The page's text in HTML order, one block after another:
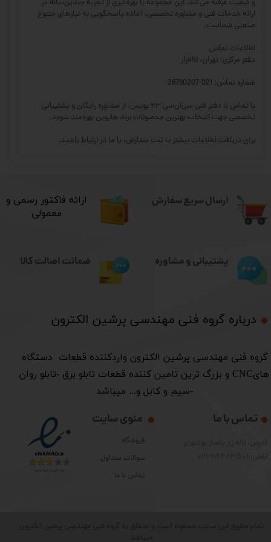
و کیفیت عرضه می‌کند. این مجموعه با بهره‌گیری از تجربه چندین‌ساله در
ارائه خدمات فنی و مشاوره تخصصی، آماده پاسخگویی به نیازهای متنوع
صنعتی شماست.
اطلاعات تماس
دفتر مرکزی: تهران، لاله‌زار
شماره تماس: 021-26790207
با تماس با دفتر فنی سی‌ان‌سی ۲۳ بویس، از مشاوره رایگان و پشتیبانی
تخصصی جهت انتخاب بهترین محصولات برند هایوین بهره‌مند شوید.
برای دریافت اطلاعات بیشتر یا ثبت سفارش، با ما در ارتباط باشید.
ارسال سریع سفارش
درباره گروه فنی مهندسی پرشین الکترون​​​​​​​
​گروه فنی مهندسی پرشین الکترون واردکننده قطعات دستگاه
هایCNC و بزرگ ترین تامین کننده قطعات تابلو برق -تابلو روان
-سیم و کابل و... میباشد
منوی سایت
فروشگاه
سوالات متداول
تماس با ما
تماس با ما
​ارائه فاکتور رسمی و
معمولی
پشتیبانی و مشاوره ضمانت اصالت کالا